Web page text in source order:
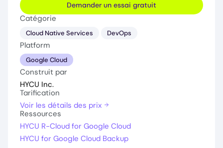
Demander un essai gratuit
Catégorie
Cloud Native Services DevOps
Platform
Google Cloud
Construit par
HYCU Inc.
Tarification
Voir les détails des prix
Ressources
HYCU R-Cloud for Google Cloud
HYCU for Google Cloud Backup